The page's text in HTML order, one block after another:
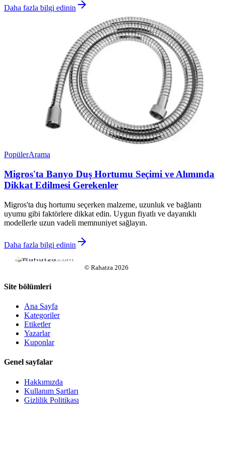
Daha fazla bilgi edinin
PopülerArama
Migros'ta Banyo Duş Hortumu Seçimi ve Alımında
Dikkat Edilmesi Gerekenler
Migros'ta duş hortumu seçerken malzeme, uzunluk ve bağlantı
uyumu gibi faktörlere dikkat edin. Uygun fiyatlı ve dayanıklı
modellerle uzun vadeli memnuniyet sağlayın.
Daha fazla bilgi edinin
© Rahatza 2026
Site bölümleri
Ana Sayfa
Kategoriler
Etiketler
Yazarlar
Kuponlar
Genel sayfalar
Hakkımızda
Kullanım Şartları
Gizlilik Politikası